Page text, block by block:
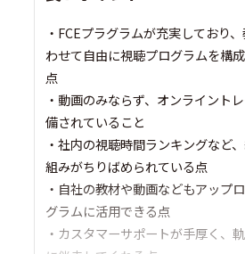
・FCEプラグラムが充実しており
わせて自由に視聴プログラムを構
点
・動画のみならず、オンライント
備されていること
・社内の視聴時間ランキングなど
組みがちりばめられている点
・自社の教材や動画などもアップ
グラムに活用できる点
・カスタマーサポートが手厚く、